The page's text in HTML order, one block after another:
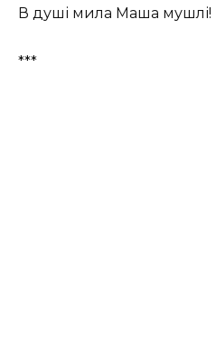
В душі мила Маша мушлі!
***